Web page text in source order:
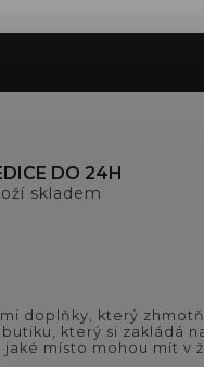
DO 24H
skladem
doplňky, který
který si zakládá
místo mohou mít v